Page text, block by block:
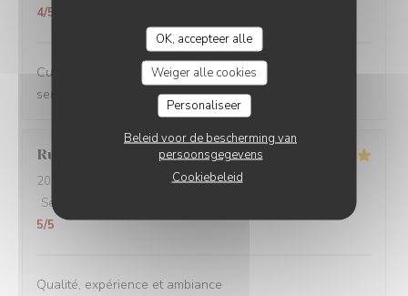
OK, accepteer alle
Weiger alle cookies
Personaliseer
Beleid voor de bescherming van
persoonsgegevens
Cookiebeleid
4/5
Cuisine créative et de qualité, ambiance conviviale et
service impeccable, je recommande sans hésiter.
Rudy
2026-06-13
- 19:00 - Gasten 2
Service
5/5
Qualité, expérience et ambiance